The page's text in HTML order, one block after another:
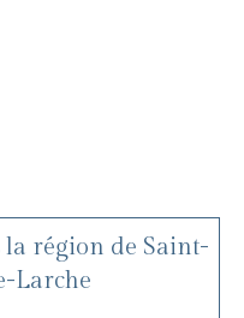
région de Saint-
Larche